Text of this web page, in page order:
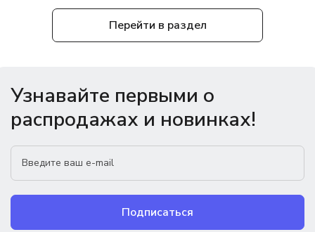
Перейти в раздел
Узнавайте первыми о
распродажах и новинках!
Подписаться